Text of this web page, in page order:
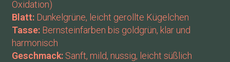
Oxidation)
Blatt:Dunkelgrüne, leicht gerollte Kügelchen
Tasse:Bernsteinfarben bis goldgrün, klar und
harmonisch
Geschmack:Sanft, mild, nussig, leicht süßlich